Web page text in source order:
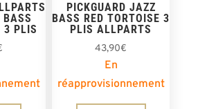
BASS
3 PLIS
PICKGUARD JAZZ
BASS RED TORTOISE 3
PLIS ALLPARTS
43,90€
En
réapprovisionnement